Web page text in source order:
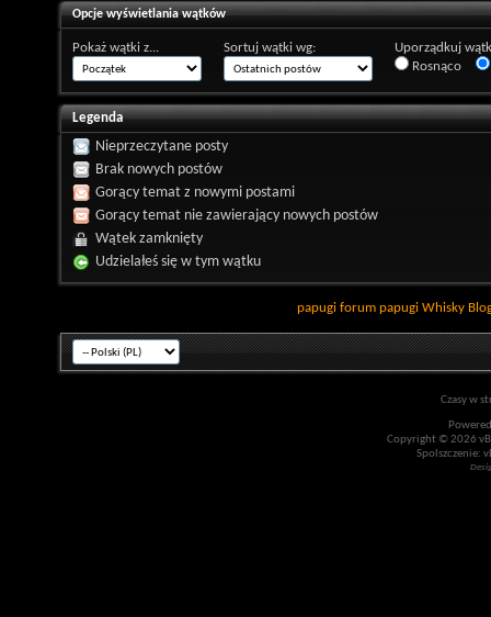
Opcje wyświetlania wątków
Pokaż wątki z... Sortuj wątki wg:
Uporządkuj
Rosnąco
Legenda
Nieprzeczytane posty
Brak nowych postów
Gorący temat z nowymi postami
Gorący temat nie zawierający nowych postów
Wątek zamknięty
Udzielałeś się w tym wątku
papugi forum papugi Whisky
Czasy w
Copyright © 2026
Spolszczenie: